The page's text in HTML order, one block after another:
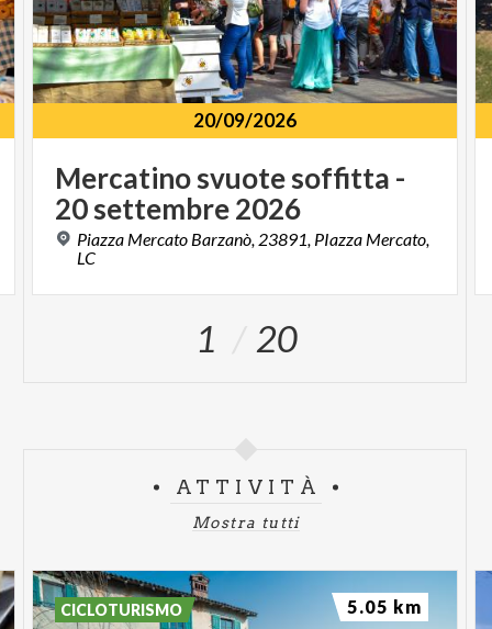
20/09/2026
Mercatinosvuotesoffitta -
20settembre2026
Piazza Mercato Barzanò, 23891, PIazza Mercato,
LC
1 20
ATTIVITÀ
Mostra tutti
CICLOTURISMO 5.05 km